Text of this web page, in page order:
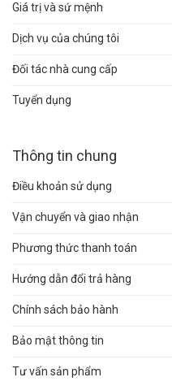
Giá trị và sứ mệnh
Dịch vụ của chúng tôi
Đối tác nhà cung cấp
Tuyển dụng
Thông tin chung
Điều khoản sử dụng
Vận chuyển và giao nhận
Phương thức thanh toán
Hướng dẫn đổi trả hàng
Chính sách bảo hành
Bảo mật thông tin
Tư vấn sản phẩm